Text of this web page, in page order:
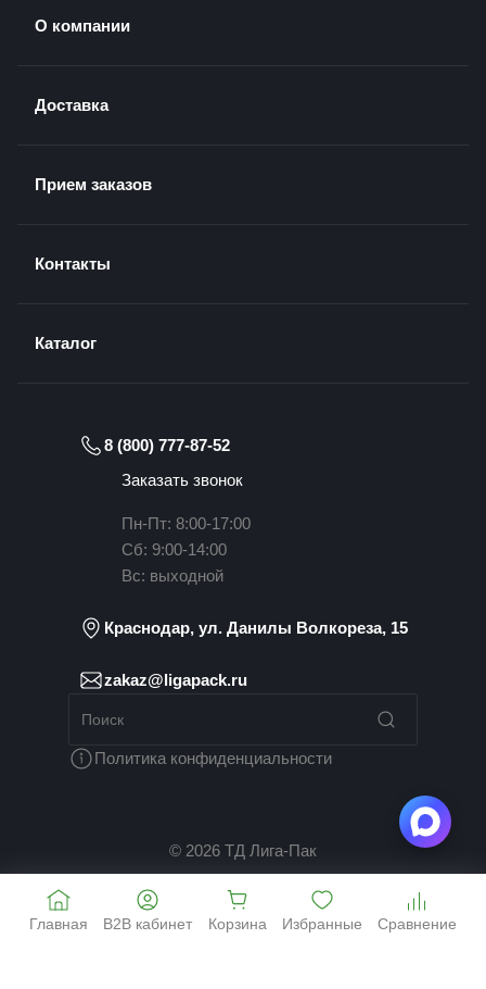
О компании
Доставка
Прием заказов
Контакты
Каталог
8 (800) 777-87-52
Заказать звонок
Пн-Пт: 8:00-17:00
Сб: 9:00-14:00
Вс: выходной
Краснодар, ул. Данилы Волкореза, 15
zakaz@ligapack.ru
Политика конфиденциальности
© 2026 ТД Лига-Пак
Главная B2B кабинет Корзина Избранные Сравнение